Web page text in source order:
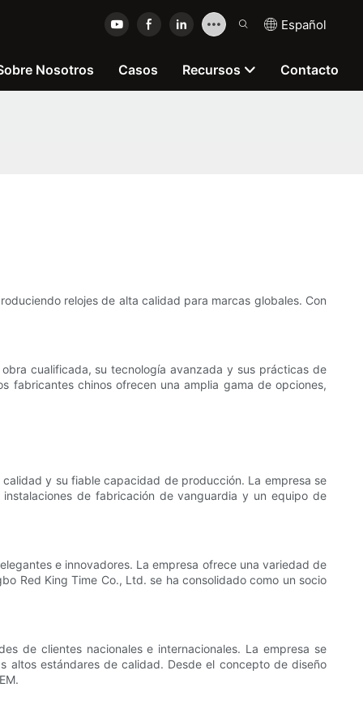
Español
Nosotros Casos Recursos Contacto
relojes de alta calidad para marcas globales. Con
cualificada, su tecnología avanzada y sus prácticas de
fabricantes chinos ofrecen una amplia gama de opciones,
y su fiable capacidad de producción. La empresa se
de fabricación de vanguardia y un equipo de
e innovadores. La empresa ofrece una variedad de
Red King Time Co., Ltd. se ha consolidado como un socio
de clientes nacionales e internacionales. La empresa se
altos estándares de calidad. Desde el concepto de diseño